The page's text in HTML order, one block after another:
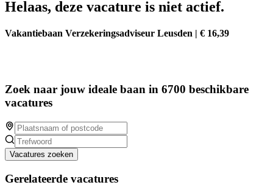
Helaas, deze vacature is niet actief.
Vakantiebaan Verzekeringsadviseur Leusden | € 16,39
Zoek naar jouw ideale baan in 6700 beschikbare
vacatures
Vacatures zoeken
Gerelateerde vacatures